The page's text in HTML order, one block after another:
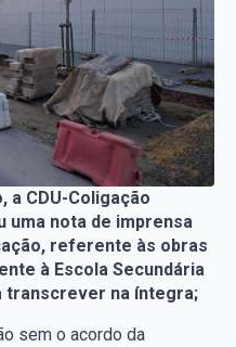
a CDU-Coligação
uma nota de imprensa
referente às obras
à Escola Secundária
transcrever na íntegra;
sem o acordo da